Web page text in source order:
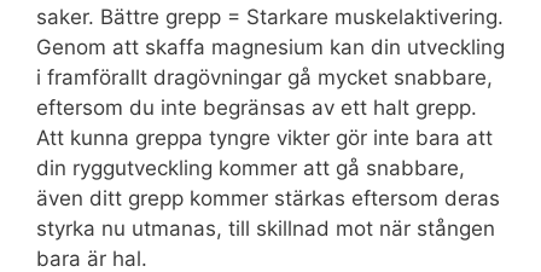
saker. Bättre grepp = Starkare muskelaktivering.
Genom att skaffa magnesium kan din utveckling
i framförallt dragövningar gå mycket snabbare,
eftersom du inte begränsas av ett halt grepp.
Att kunna greppa tyngre vikter gör inte bara att
din ryggutveckling kommer att gå snabbare,
även ditt grepp kommer stärkas eftersom deras
styrka nu utmanas, till skillnad mot när stången
bara är hal.